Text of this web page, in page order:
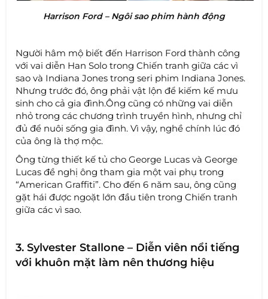
Harrison Ford – Ngôi sao phim hành động
Người hâm mộ biết đến Harrison Ford thành công
với vai diễn Han Solo trong Chiến tranh giữa các vì
sao và Indiana Jones trong seri phim Indiana Jones.
Nhưng trước đó, ông phải vật lộn để kiếm kế mưu
sinh cho cả gia đình.Ông cũng có những vai diễn
nhỏ trong các chương trình truyền hình, nhưng chỉ
đủ để nuôi sống gia đình. Vì vậy, nghề chính lúc đó
của ông là thợ mộc.
Ông từng thiết kế tủ cho George Lucas và George
Lucas đề nghị ông tham gia một vai phụ trong
“American Graffiti”. Cho đến 6 năm sau, ông cũng
gặt hái được ngoặt lớn đầu tiên trong Chiến tranh
giữa các vì sao.
3. Sylvester Stallone – Diễn viên nổi tiếng
với khuôn mặt làm nên thương hiệu